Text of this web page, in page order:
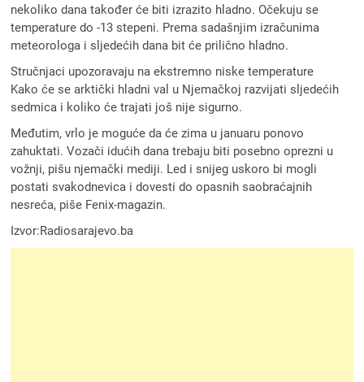
nekoliko dana također će biti izrazito hladno. Očekuju se
temperature do -13 stepeni. Prema sadašnjim izračunima
meteorologa i sljedećih dana bit će prilično hladno.
Stručnjaci upozoravaju na ekstremno niske temperature
Kako će se arktički hladni val u Njemačkoj razvijati sljedećih
sedmica i koliko će trajati još nije sigurno.
Međutim, vrlo je moguće da će zima u januaru ponovo
zahuktati. Vozači idućih dana trebaju biti posebno oprezni u
vožnji, pišu njemački mediji. Led i snijeg uskoro bi mogli
postati svakodnevica i dovesti do opasnih saobraćajnih
nesreća, piše Fenix-magazin.
Izvor:Radiosarajevo.ba